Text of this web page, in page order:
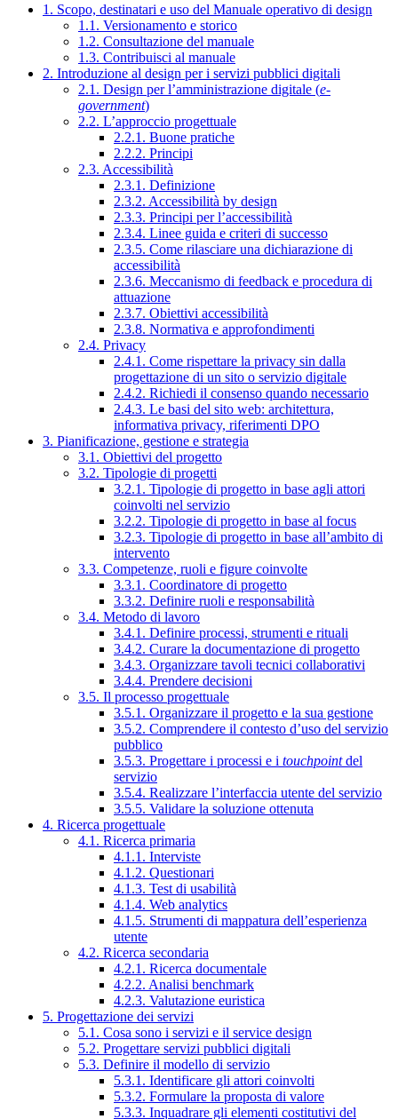
1. Scopo, destinatari e uso del Manuale operativo di design
1.1. Versionamento e storico
1.2. Consultazione del manuale
1.3. Contribuisci al manuale
2. Introduzione al design per i servizi pubblici digitali
2.1. Design per l’amministrazione digitale (e-
government)
2.2. L’approccio progettuale
2.2.1. Buone pratiche
2.2.2. Principi
2.3. Accessibilità
2.3.1. Definizione
2.3.2. Accessibilità by design
2.3.3. Principi per l’accessibilità
2.3.4. Linee guida e criteri di successo
2.3.5. Come rilasciare una dichiarazione di
accessibilità
2.3.6. Meccanismo di feedback e procedura di
attuazione
2.3.7. Obiettivi accessibilità
2.3.8. Normativa e approfondimenti
2.4. Privacy
2.4.1. Come rispettare la privacy sin dalla
progettazione di un sito o servizio digitale
2.4.2. Richiedi il consenso quando necessario
2.4.3. Le basi del sito web: architettura,
informativa privacy, riferimenti DPO
3. Pianificazione, gestione e strategia
3.1. Obiettivi del progetto
3.2. Tipologie di progetti
3.2.1. Tipologie di progetto in base agli attori
coinvolti nel servizio
3.2.2. Tipologie di progetto in base al focus
3.2.3. Tipologie di progetto in base all’ambito di
intervento
3.3. Competenze, ruoli e figure coinvolte
3.3.1. Coordinatore di progetto
3.3.2. Definire ruoli e responsabilità
3.4. Metodo di lavoro
3.4.1. Definire processi, strumenti e rituali
3.4.2. Curare la documentazione di progetto
3.4.3. Organizzare tavoli tecnici collaborativi
3.4.4. Prendere decisioni
3.5. Il processo progettuale
3.5.1. Organizzare il progetto e la sua gestione
3.5.2. Comprendere il contesto d’uso del servizio
pubblico
3.5.3. Progettare i processi e i touchpointdel
servizio
3.5.4. Realizzare l’interfaccia utente del servizio
3.5.5. Validare la soluzione ottenuta
4. Ricerca progettuale
4.1. Ricerca primaria
4.1.1. Interviste
4.1.2. Questionari
4.1.3. Test di usabilità
4.1.4. Web analytics
4.1.5. Strumenti di mappatura dell’esperienza
utente
4.2. Ricerca secondaria
4.2.1. Ricerca documentale
4.2.2. Analisi benchmark
4.2.3. Valutazione euristica
5. Progettazione dei servizi
5.1. Cosa sono i servizi e il service design
5.2. Progettare servizi pubblici digitali
5.3. Definire il modello di servizio
5.3.1. Identificare gli attori coinvolti
5.3.2. Formulare la proposta di valore
5.3.3. Inquadrare gli elementi costitutivi del